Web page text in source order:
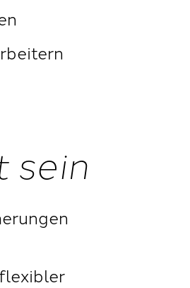
sein